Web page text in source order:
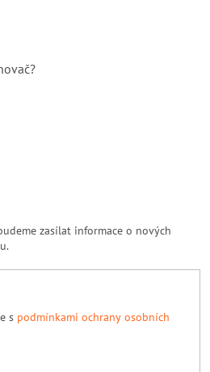
zasílat informace o nových
s podmínkami ochrany osobních